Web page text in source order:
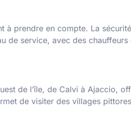
à prendre en compte. La
de service, avec des chauffeurs
de l’île, de Calvi à Ajaccio,
de visiter des villages